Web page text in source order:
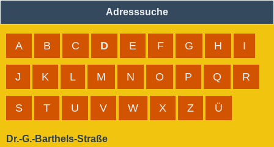
Adresssuche
A B C D E F G H I
J K L M N O P Q R
S T U V W X Z Ü
Dr.-G.-Barthels-Straße